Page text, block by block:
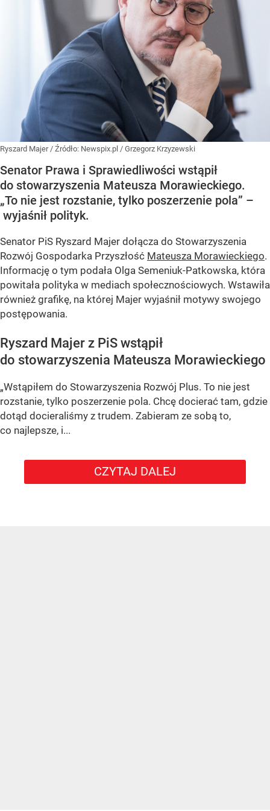
Ryszard Majer / Źródło: Newspix.pl / Grzegorz Krzyzewski
Senator Prawa i Sprawiedliwości wstąpił
do stowarzyszenia Mateusza Morawieckiego.
„To nie jest rozstanie, tylko poszerzenie pola” –
wyjaśnił polityk.
Senator PiS Ryszard Majer dołącza do Stowarzyszenia
Rozwój Gospodarka Przyszłość Mateusza Morawieckiego.
Informację o tym podała Olga Semeniuk-Patkowska, która
powitała polityka w mediach społecznościowych. Wstawiła
również grafikę, na której Majer wyjaśnił motywy swojego
postępowania.
Ryszard Majer z PiS wstąpił
do stowarzyszenia Mateusza Morawieckiego
„Wstąpiłem do Stowarzyszenia Rozwój Plus. To nie jest
rozstanie, tylko poszerzenie pola. Chcę docierać tam, gdzie
dotąd docieraliśmy z trudem. Zabieram ze sobą to,
co najlepsze, i...
CZYTAJ DALEJ